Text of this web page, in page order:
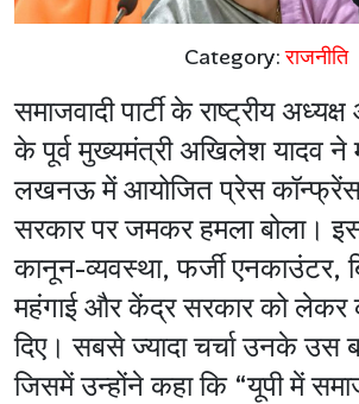
Category:राजनीति
समाजवादी पार्टी के राष्ट्रीय
के पूर्व मुख्यमंत्री अखिलेश यादव ने
लखनऊ में आयोजित प्रेस कॉन्फ्रेंस
सरकार पर जमकर हमला बोला। इस
कानून-व्यवस्था, फर्जी एनकाउंटर,
महंगाई और केंद्र सरकार को लेकर
दिए। सबसे ज्यादा चर्चा उनके उस
जिसमें उन्होंने कहा कि “यूपी में